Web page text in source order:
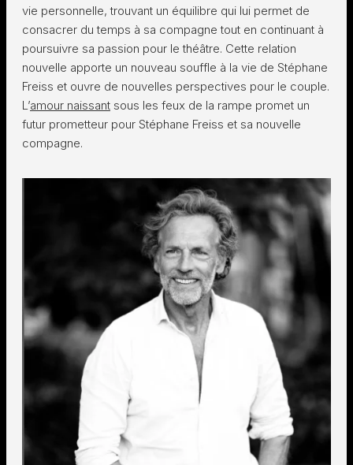
vie personnelle, trouvant un équilibre qui lui permet de
consacrer du temps à sa compagne tout en continuant à
poursuivre sa passion pour le théâtre. Cette relation
nouvelle apporte un nouveau souffle à la vie de Stéphane
Freiss et ouvre de nouvelles perspectives pour le couple.
L’amour naissant sous les feux de la rampe promet un
futur prometteur pour Stéphane Freiss et sa nouvelle
compagne.